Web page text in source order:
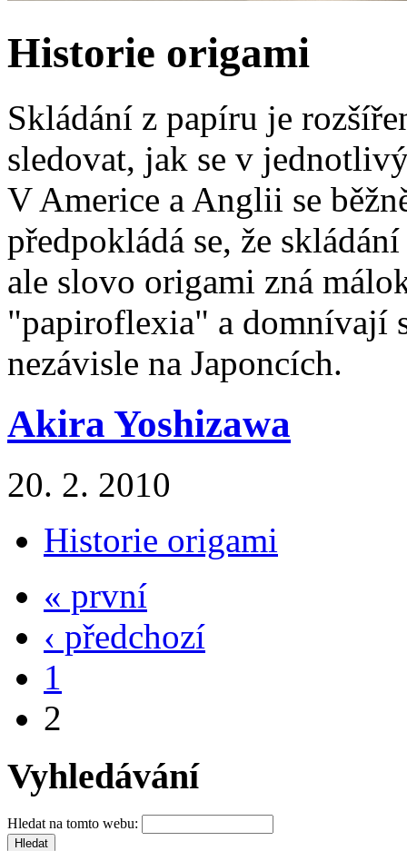
Historie origami
Skládání z papíru je
sledovat, jak se v
V Americe a Anglii se
předpokládá se, že
ale slovo origami zná
"papiroflexia" a domnívají
nezávisle na Japoncích.
Akira Yoshizawa
20. 2. 2010
Historie origami
« první
‹ předchozí
1
2
Vyhledávání
Hledat na tomto webu: